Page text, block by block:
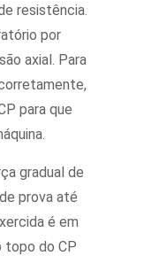
resistência.
por
axial. Para
para que
gradual de
prova até
é em
topo do CP